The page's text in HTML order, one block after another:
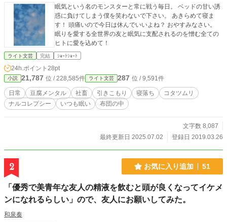
眠気という名のモンスターと常に戦う毎日。 ベッドの甘い誘
惑に負けてしまう僕を笑わないで下さい。 あきらめて寝ま
す！ 頭痛いので今日は休んでいいよね？ おやすみなさい。
眠りを愛する全世界の友と眠気に支配されるのを憎む全ての
ヒトに愛を込めて！
ライト文芸 完結 ｼｮｰﾄｼｮｰﾄ
24h.ポイント 28pt
小説 21,787 位 / 228,585件 ライト文芸 287 位 / 9,591件
日常 豆腐メンタル 社畜 引きこもり 寝落ち
コタツムリ
ナルコレプシー
いつも眠い 布団の中
文字数 8,087
最終更新日 2025.07.02
登録日 2019.03.26
2 お気に入り追加 51
「優秀で美青年な友人の精液を飲むと頭が良くなってイケメ
ンになれるらしい」ので、友人にお願いしてみた。
和泉奏